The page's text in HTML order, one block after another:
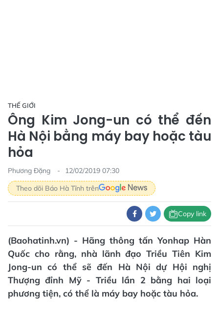
THẾ GIỚI
Ông Kim Jong-un có thể đến
Hà Nội bằng máy bay hoặc tàu
hỏa
Phương Đặng
12/02/2019 07:30
Theo dõi Báo Hà Tĩnh trên
Copy link
(Baohatinh.vn) - Hãng thông tấn Yonhap Hàn
Quốc cho rằng, nhà lãnh đạo Triều Tiên Kim
Jong-un có thể sẽ đến Hà Nội dự Hội nghị
Thượng đỉnh Mỹ - Triều lần 2 bằng hai loại
phương tiện, có thể là máy bay hoặc tàu hỏa.